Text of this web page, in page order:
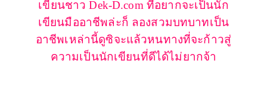
เขียนชาว Dek-D.com ที่อยากจะเป็นนัก
เขียนมืออาชีพล่ะก็ ลองสวมบทบาทเป็น
อาชีพเหล่านี้ดูซิจะแล้วหนทางที่จะก้าวสู่
ความเป็นนักเขียนที่ดีได้ไม่ยากจ้า